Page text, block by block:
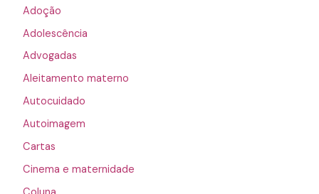
Adoção
Adolescência
Advogadas
Aleitamento materno
Autocuidado
Autoimagem
Cartas
Cinema e maternidade